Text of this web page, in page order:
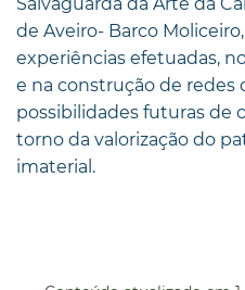
de Aveiro- Barco
experiências efetuadas,
e na construção de redes
possibilidades futuras de
torno da valorização do
imaterial.